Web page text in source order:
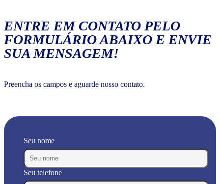
ENTRE EM CONTATO PELO
FORMULÁRIO ABAIXO E ENVIE
SUA MENSAGEM!
Preencha os campos e aguarde nosso contato.
Seu nome
Seu telefone